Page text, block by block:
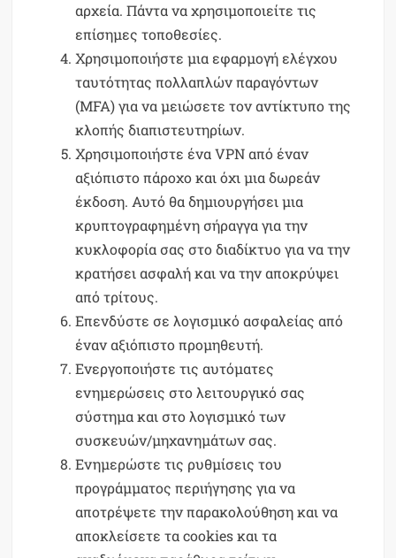
αρχεία. Πάντα να χρησιμοποιείτε τις
επίσημες τοποθεσίες.
Χρησιμοποιήστε μια εφαρμογή ελέγχου
ταυτότητας πολλαπλών παραγόντων
(MFA) για να μειώσετε τον αντίκτυπο της
κλοπής διαπιστευτηρίων.
Χρησιμοποιήστε ένα VPN από έναν
αξιόπιστο πάροχο και όχι μια δωρεάν
έκδοση. Αυτό θα δημιουργήσει μια
κρυπτογραφημένη σήραγγα για την
κυκλοφορία σας στο διαδίκτυο για να την
κρατήσει ασφαλή και να την αποκρύψει
από τρίτους.
Επενδύστε σε λογισμικό ασφαλείας από
έναν αξιόπιστο προμηθευτή.
Ενεργοποιήστε τις αυτόματες
ενημερώσεις στο λειτουργικό σας
σύστημα και στο λογισμικό των
συσκευών/μηχανημάτων σας.
Ενημερώστε τις ρυθμίσεις του
προγράμματος περιήγησης για να
αποτρέψετε την παρακολούθηση και να
αποκλείσετε τα cookies και τα